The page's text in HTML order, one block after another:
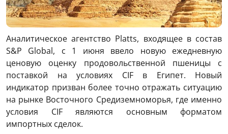
Аналитическое агентство Platts, входящее в состав
S&P Global, с 1 июня ввело новую ежедневную
ценовую оценку продовольственной пшеницы с
поставкой на условиях CIF в Египет. Новый
индикатор призван более точно отражать ситуацию
на рынке Восточного Средиземноморья, где именно
условия CIF являются основным форматом
импортных сделок.